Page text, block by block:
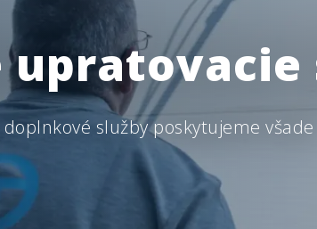
upratovacie
služby poskytujeme všade